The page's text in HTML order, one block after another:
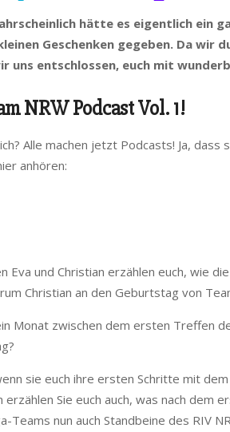
hätte es eigentlich ein
Geschenken gegeben. Da
uns entschlossen, euch mit
NRW Podcast Vol. 1!
Alle machen jetzt Podcasts! Ja,
anhören:
Eva und Christian erzählen euch, wie
Christian an den Geburtstag von
Monat zwischen dem ersten Treffen
sie euch ihre ersten Schritte mit dem
Sie euch auch, was nach dem
nun auch Standbeine des RIV